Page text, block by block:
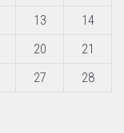
13
14
20
21
27
28